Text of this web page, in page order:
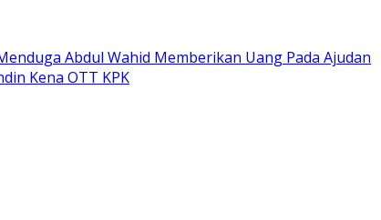
Abdul Wahid Memberikan Uang Pada Ajudan
Kena OTT KPK